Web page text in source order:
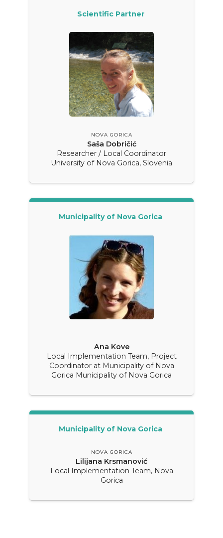
Scientific Partner
NOVA GORICA
Saša Dobričić
Researcher / Local Coordinator
University of Nova Gorica, Slovenia
Municipality of Nova Gorica
Ana Kove
Local Implementation Team, Project
Coordinator at Municipality of Nova
Gorica Municipality of Nova Gorica
Municipality of Nova Gorica
NOVA GORICA
Lilijana Krsmanović
Local Implementation Team, Nova
Gorica